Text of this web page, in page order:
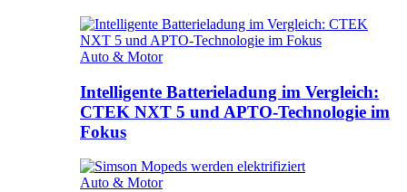
Auto & Motor
Intelligente Batterieladung im Vergleich:
CTEK NXT 5 und APTO-Technologie im
Fokus
Auto & Motor